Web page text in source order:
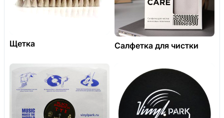
Щетка Салфетка для чистки